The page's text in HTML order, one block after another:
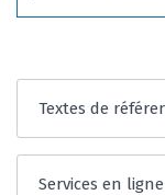
Textes de
Services en